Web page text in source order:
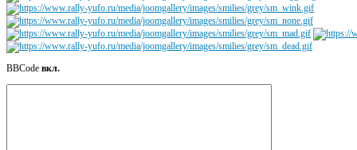
BBCode вкл.